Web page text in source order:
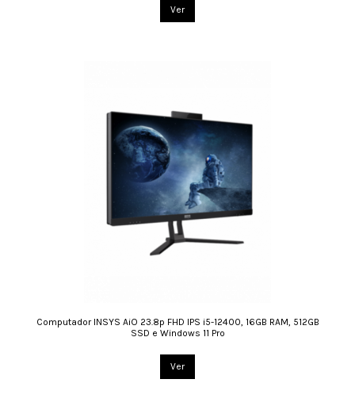
Ver
Computador INSYS AiO 23.8p FHD IPS i5-12400, 16GB RAM, 512GB
SSD e Windows 11 Pro
Ver